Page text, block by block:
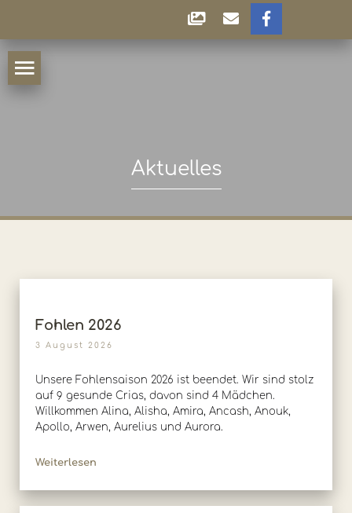
Aktuelles
Fohlen 2026
3 August 2026
Unsere Fohlensaison 2026 ist beendet. Wir sind stolz
auf 9 gesunde Crias, davon sind 4 Mädchen.
Willkommen Alina, Alisha, Amira, Ancash, Anouk,
Apollo, Arwen, Aurelius und Aurora.
Weiterlesen